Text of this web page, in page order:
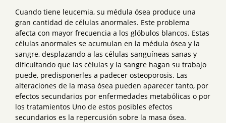
Cuando tiene leucemia, su médula ósea produce una
gran cantidad de células anormales. Este problema
afecta con mayor frecuencia a los glóbulos blancos. Estas
células anormales se acumulan en la médula ósea y la
sangre, desplazando a las células sanguíneas sanas y
dificultando que las células y la sangre hagan su trabajo
puede, predisponerles a padecer osteoporosis. Las
alteraciones de la masa ósea pueden aparecer tanto, por
efectos secundarios por enfermedades metabólicas o por
los tratamientos Uno de estos posibles efectos
secundarios es la repercusión sobre la masa ósea.